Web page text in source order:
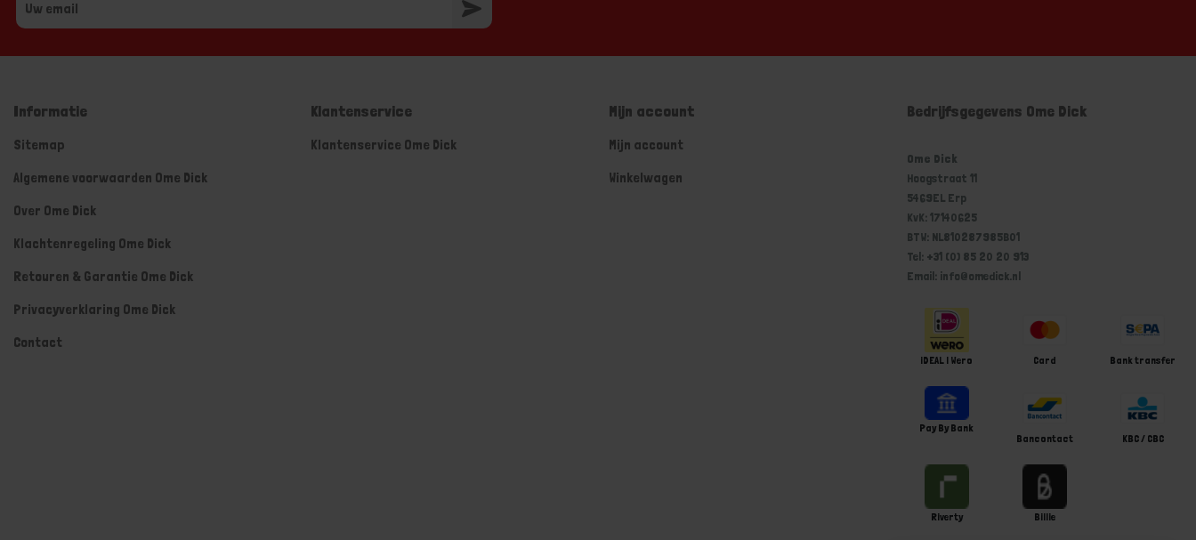
Informatie
Sitemap
Algemene voorwaarden Ome Dick
Over Ome Dick
Klachtenregeling Ome Dick
Retouren & Garantie Ome Dick
Privacyverklaring Ome Dick
Contact
Klantenservice
Klantenservice Ome Dick
Mijn account
Mijn account
Winkelwagen
Bedrijfsgegevens Ome Dick
Ome Dick
Hoogstraat 11
5469EL Erp
KvK: 17140625
BTW: NL810287985B01
Tel: +31 (0) 85 20 20 913
Email: info@omedick.nl
iDEAL | Wero Card Bank transfer
Pay By Bank
Bancontact
KBC / CBC
Riverty Billie